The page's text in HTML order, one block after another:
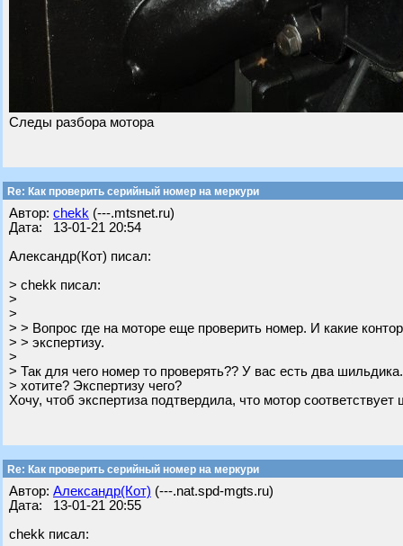
Следы разбора мотора
Re: Как проверить серийный номер на меркури
Автор: chekk (---.mtsnet.ru)
Дата: 13-01-21 20:54
Александр(Кот) писал:
> chekk писал:
>
>
> > Вопрос где на моторе еще проверить номер. И какие
> > экспертизу.
>
> Так для чего номер то проверять?? У вас есть два
> хотите? Экспертизу чего?
Хочу, чтоб экспертиза подтвердила, что мотор
Re: Как проверить серийный номер на меркури
Автор: Александр(Кот) (---.nat.spd-mgts.ru)
Дата: 13-01-21 20:55
chekk писал: